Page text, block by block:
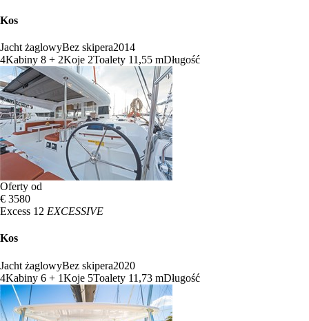
Kos
Jacht żaglowyBez skipera2014
4Kabiny 8 + 2Koje 2Toalety 11,55 mDługość
Oferty od
€ 3580
Excess 12 EXCESSIVE
Kos
Jacht żaglowyBez skipera2020
4Kabiny 6 + 1Koje 5Toalety 11,73 mDługość